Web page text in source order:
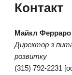
Контакт
Майкл Ферраро
Директор з
розвитку
(315) 792-2231